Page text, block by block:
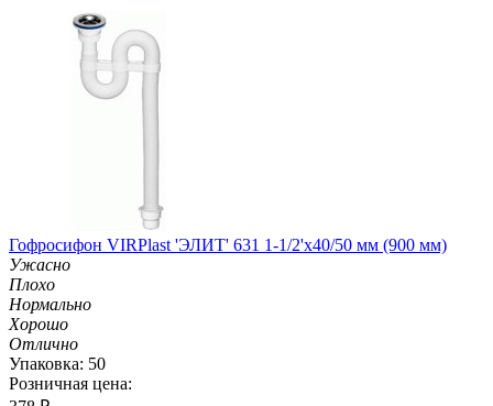
Гофросифон VIRPlast 'ЭЛИТ' 631 1-1/2'х40/50 мм (900 мм)
Ужасно
Плохо
Нормально
Хорошо
Отлично
Упаковка: 50
Розничная цена: